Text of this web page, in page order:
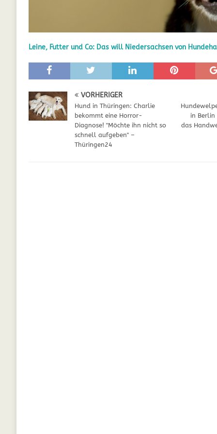
[ Juli 5, 2025 ] Der Wössinger Hundeverein
[ Juli 5, 2025 ] Unter Kritik: Prinzessin Kate
Online WELPEN
[ September 29, 2021 ] Kalzium für Hunde
Leine, Futter und Co: Das will Niedersachsen von
VORHERIGER
Hund in Thüringen: Charlie
bekommt eine Horror-
Diagnose! "Möchte ihn nicht so
schnell aufgeben" –
Thüringen24
in
das